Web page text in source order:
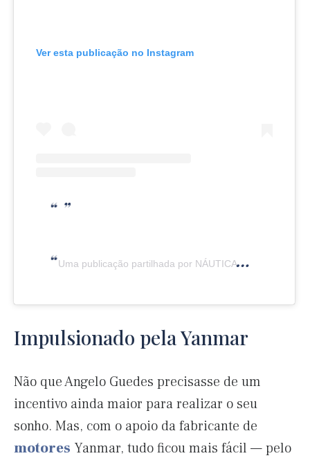
Ver esta publicação no Instagram
Uma publicação partilhada por NÁUTICA (@revistanautica)
Impulsionado pela Yanmar
Não que Angelo Guedes precisasse de um
incentivo ainda maior para realizar o seu
sonho. Mas, com o apoio da fabricante de
motores Yanmar, tudo ficou mais fácil — pelo